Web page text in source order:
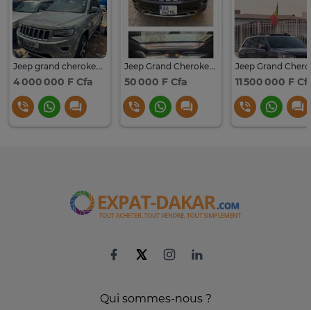
Jeep grand cherokee 4x4 à vendre
4 000 000 F Cfa
Jeep Grand Cherokee 4x4 cuir gris métallisé
50 000 F Cfa 11 500 000 F
Qui sommes-nous ?